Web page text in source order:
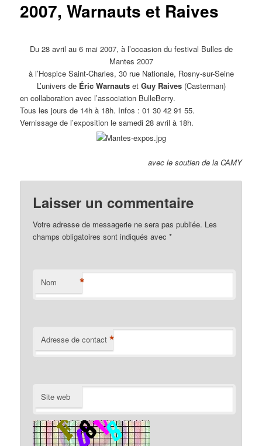
2007, Warnauts et Raives
Du 28 avril au 6 mai 2007, à l’occasion du festival Bulles de
Mantes 2007
à l’Hospice Saint-Charles, 30 rue Nationale, Rosny-sur-Seine
L’univers de Éric Warnautset Guy Raives(Casterman)
en collaboration avec l’association BulleBerry.
Tous les jours de 14h à 18h. Infos : 01 30 42 91 55.
Vernissage de l’exposition le samedi 28 avril à 18h.
avec le soutien de la CAMY
Laisser un commentaire
Votre adresse de messagerie ne sera pas publiée. Les
champs obligatoires sont indiqués avec*
Nom *
Adresse de contact *
Site web